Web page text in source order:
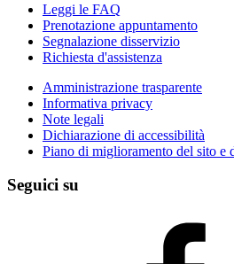
Leggi le FAQ
Prenotazione appuntamento
Segnalazione disservizio
Richiesta d'assistenza
Amministrazione trasparente
Informativa privacy
Note legali
Dichiarazione di accessibilità
Piano di miglioramento del sito e
Seguici su